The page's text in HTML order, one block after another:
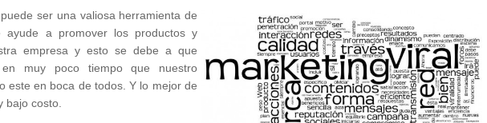
ser una valiosa herramienta de
ayude a promover los productos y
empresa y esto se debe a que
en muy poco tiempo que nuestro
este en boca de todos. Y lo mejor de
bajo costo.